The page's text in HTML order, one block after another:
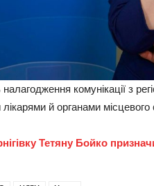
налагодження комунікації з
й органами
Тетяну Бойко